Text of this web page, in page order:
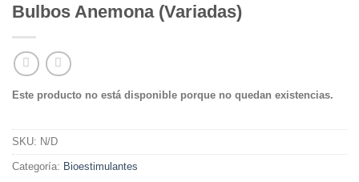
Bulbos Anemona (Variadas)
Este producto no está disponible porque no quedan existencias.
SKU: N/D
Categoría: Bioestimulantes